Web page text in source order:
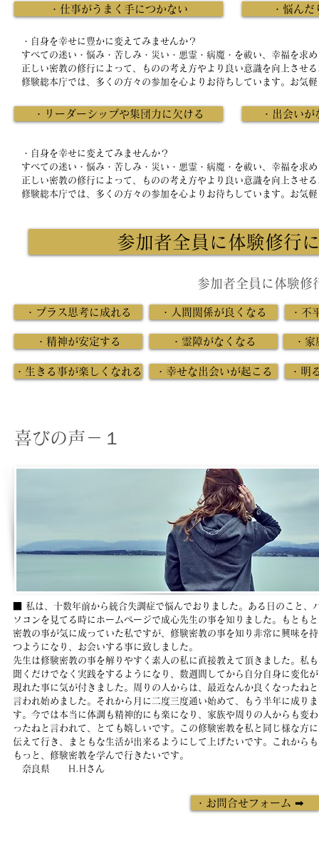
・仕事がうまく手につかない ・悩ん
・自身を幸せに豊かに変えてみませんか？
すべての迷い・悩み・苦しみ・災い・悪霊・病魔・を祓い、幸福を求
正しい密教の修行によって、ものの考え方やより良い意識を向上させ
修験総本庁では、多くの方々の参加を心よりお待ちしています。お気
・リーダーシップや集団力に欠ける ・出会い
・自身を幸せに変えてみませんか？
すべての迷い・悩み・苦しみ・災い・悪霊・病魔・を祓い、幸福を求
正しい密教の修行によって、ものの考え方やより良い意識を向上させ
修験総本庁では、多くの方々の参加を心よりお待ちしています。お気
参加者全員に体験修行
参加者全員に体験修
・プラス思考に成れる ・人間関係が良くなる ・不
・精神が安定する ・霊障がなくなる ・
・生きる事が楽しくなれる ・幸せな出会いが起こる ・明
喜びの声－１
■ 私は、十数年前から統合失調症で悩んでおりました。ある日のこと、
ソコンを見てる時にホームページで成心先生の事を知りました。もともと
密教の事が気に成っていた私ですが、修験密教の事を知り非常に興味を持
つようになり、お会いする事に致しました。
先生は修験密教の事を解りやすく素人の私に直接教えて頂きました。私も
聞くだけでなく実践をするようになり、数週間してから自分自身に変化が
現れた事に気が付きました。周りの人からは、最近なんか良くなったねと
言われ始めました。それから月に二度三度通い始めて、もう半年に成りま
す。今では本当に体調も精神的にも楽になり、家族や周りの人からも変わ
ったねと言われて、とても嬉しいです。この修験密教を私と同じ様な方に
伝えて行き、まともな生活が出来るようにして上げたいです。これからも
もっと、修験密教を学んで行きたいです。
​ 奈良県 H.Hさん
・お問合せフォーム ➡